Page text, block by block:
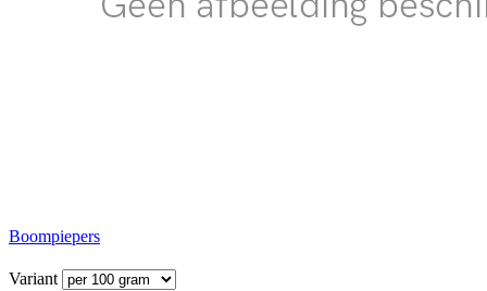
Boompiepers
Variant